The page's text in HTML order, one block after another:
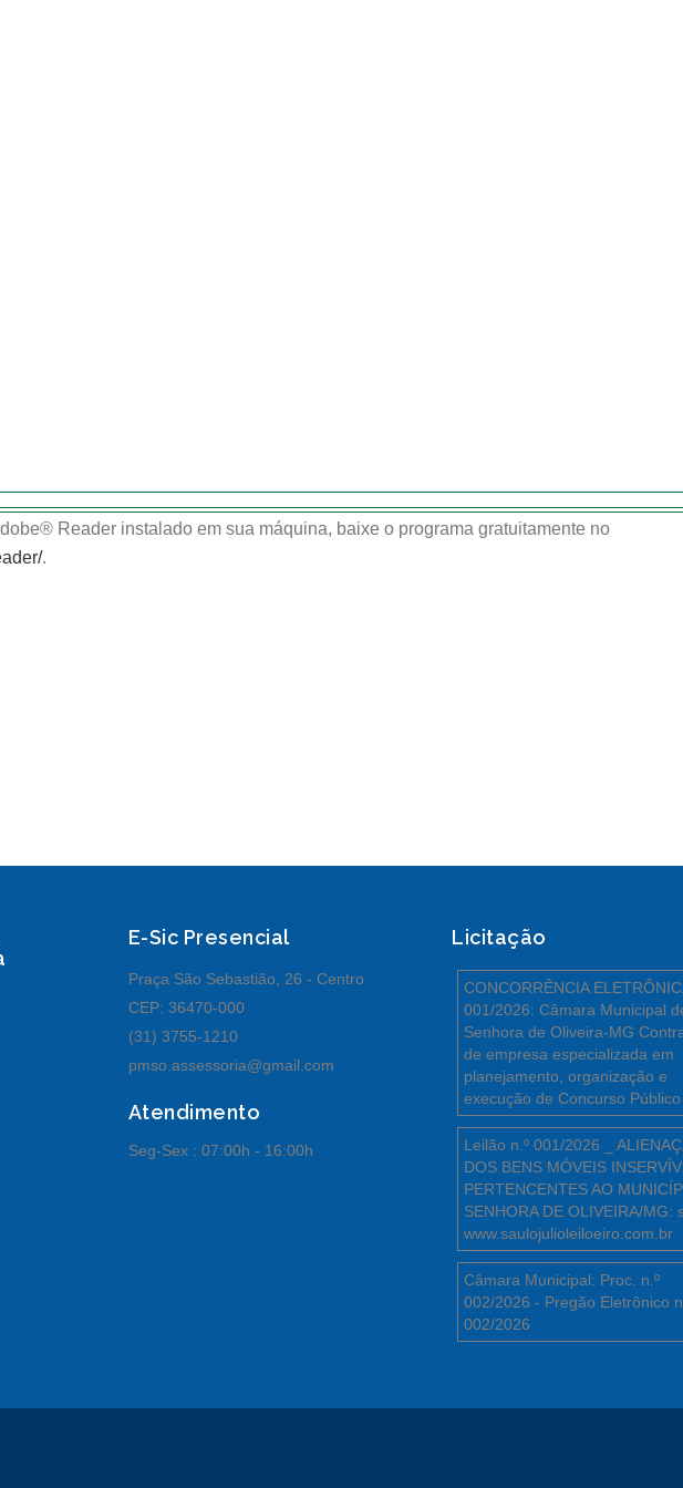
Reader instalado em sua máquina, baixe o programa gratuitamente no
.
E-Sic Presencial
Praça São Sebastião, 26 - Centro
CEP: 36470-000
(31) 3755-1210
pmso.assessoria@gmail.com
Atendimento
Seg-Sex : 07:00h - 16:00h
Licitação
CONCORRÊNCIA
001/2026: Câmara Municipal
Senhora de Oliveira-MG
de empresa especializada em
planejamento, organização e
execução de Concurso Público
Leilão n.º 001/2026 _
DOS BENS MÓVEIS
PERTENCENTES AO
SENHORA DE OLIVEIRA/MG:
www.saulojulioleiloeiro.com.br
Câmara Municipal: Proc. n.º
002/2026 - Pregão Eletrônico
002/2026